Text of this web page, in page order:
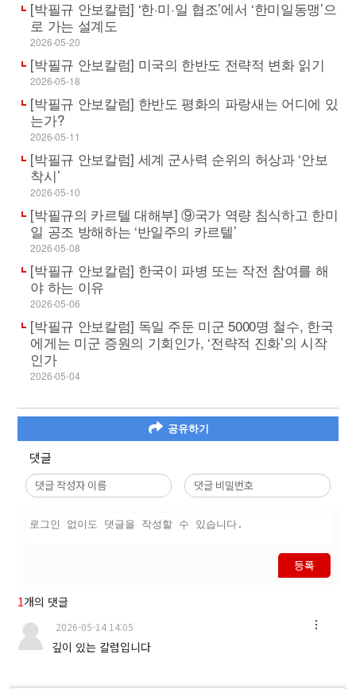
[박필규 안보칼럼] ‘한·미·일 협조’에서 ‘한미일동맹’으
로 가는 설계도
2026-05-20
[박필규 안보칼럼] 미국의 한반도 전략적 변화 읽기
2026-05-18
[박필규 안보칼럼] 한반도 평화의 파랑새는 어디에 있
는가?
2026-05-11
[박필규 안보칼럼] 세계 군사력 순위의 허상과 ‘안보
착시’
2026-05-10
[박필규의 카르텔 대해부] ⑨국가 역량 침식하고 한미
일 공조 방해하는 ‘반일주의 카르텔’
2026-05-08
[박필규 안보칼럼] 한국이 파병 또는 작전 참여를 해
야 하는 이유
2026-05-06
[박필규 안보칼럼] 독일 주둔 미군 5000명 철수, 한국
에게는 미군 증원의 기회인가, ‘전략적 진화’의 시작
인가
2026-05-04
공유하기
댓글
등록
1개의 댓글
2026-05-14 14:05
깊이 있는 칼럼입니다